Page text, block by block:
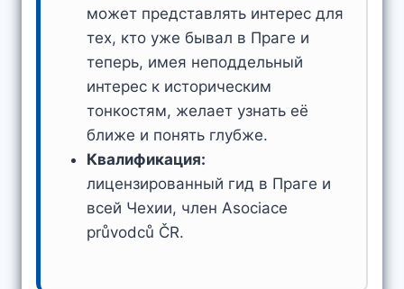
может представлять интерес для
тех, кто уже бывал в Праге и
теперь, имея неподдельный
интерес к историческим
тонкостям, желает узнать её
ближе и понять глубже.
Квалификация:
лицензированный гид в Праге и
всей Чехии, член Asociace
průvodců ČR.